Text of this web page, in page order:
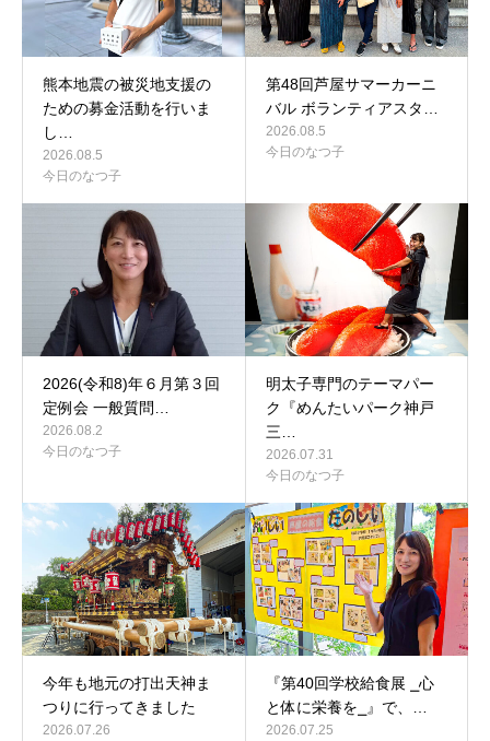
熊本地震の被災地支援の
ための募金活動を行いま
し…
2026.08.5
今日のなつ子
第48回芦屋サマーカーニ
バル ボランティアスタ…
2026.08.5
今日のなつ子
2026(令和8)年６月第３回
定例会 一般質問…
2026.08.2
今日のなつ子
明太子専門のテーマパー
ク『めんたいパーク神戸
三…
2026.07.31
今日のなつ子
今年も地元の打出天神ま
つりに行ってきました
2026.07.26
『第40回学校給食展 ⎯心
と体に栄養を⎯』で、…
2026.07.25